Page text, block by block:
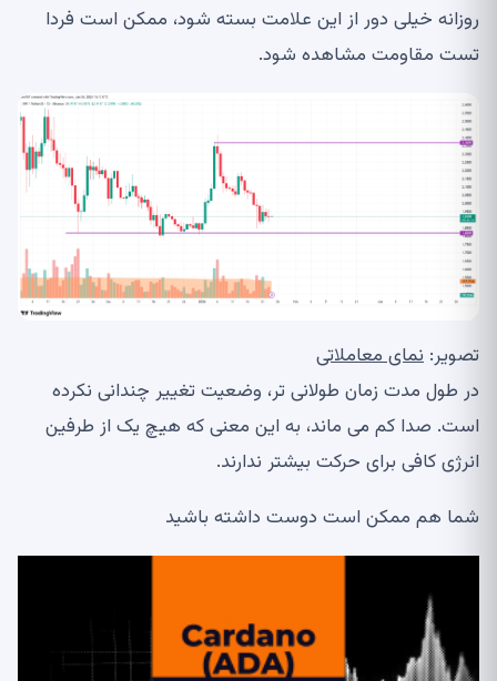
روزانه خیلی دور از این علامت بسته شود، ممکن است فردا
تست مقاومت مشاهده شود.
تصویر: نمای معاملاتی
در طول مدت زمان طولانی تر، وضعیت تغییر چندانی نکرده
است. صدا کم می ماند، به این معنی که هیچ یک از طرفین
انرژی کافی برای حرکت بیشتر ندارند.
شما هم ممکن است دوست داشته باشید